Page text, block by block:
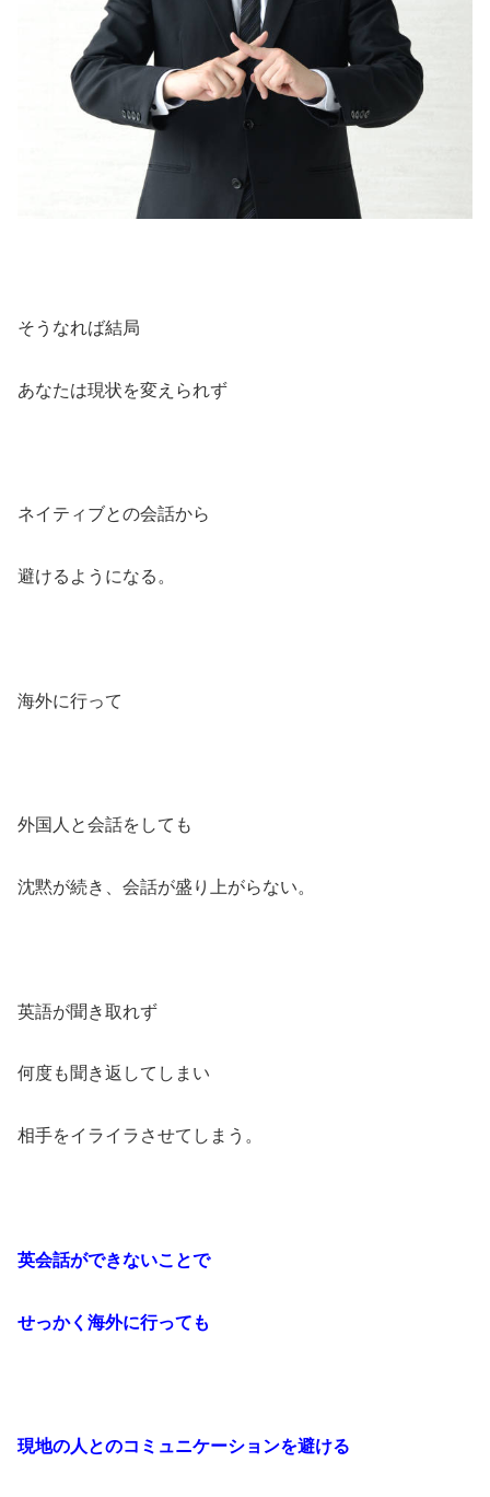
そうなれば結局
あなたは現状を変えられず
ネイティブとの会話から
避けるようになる。
海外に行って
外国人と会話をしても
沈黙が続き、会話が盛り上がらない。
英語が聞き取れず
何度も聞き返してしまい
相手をイライラさせてしまう。
英会話ができないことで
せっかく海外に行っても
現地の人とのコミュニケーションを避ける